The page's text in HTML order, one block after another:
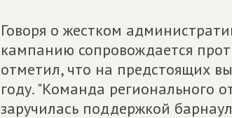
Говоря о жестком
кампанию сопровождается
отметил, что на предстоящих
году. "Команда регионального
заручилась поддержкой